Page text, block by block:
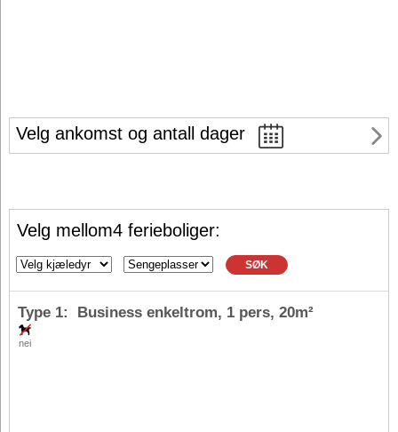
Velg ankomst og antall dager
Velg mellom4 ferieboliger:
SØK
nei
Type 1: Business enkeltrom, 1 pers, 20m²